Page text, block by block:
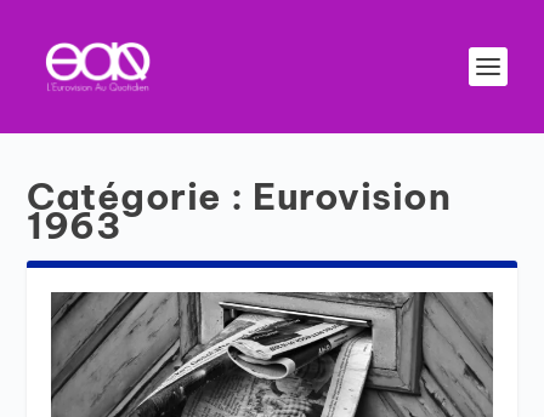
Catégorie : Eurovision
1963